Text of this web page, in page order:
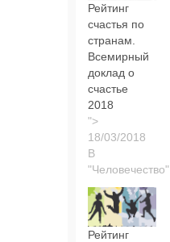
Рейтинг
счастья по
странам.
Всемирный
доклад о
счастье
2018
">
В
"Человечество"
Рейтинг